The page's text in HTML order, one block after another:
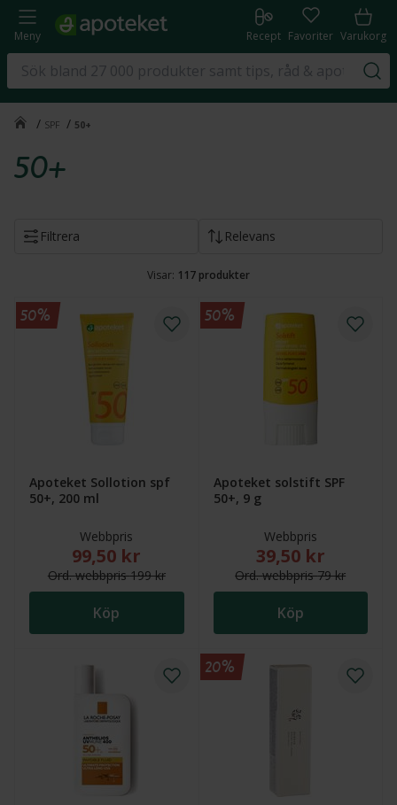
Meny Recept Favoriter Varukorg
/ SPF / 50+
50+
Filtrera Relevans
Visar: 117 produkter
Apoteket Sollotion spf
50+, 200 ml
Webbpris
Nytt reducerat pris: 99,50 kr. Ordinarie webbpris
99,50 kr
Ord.webbpris199 kr
Köp
50%
Apoteket solstift SPF
50+, 9 g
Webbpris
Nytt reducerat
39,50 kr
Ord.webbpris79 kr
Köp
50%
20%